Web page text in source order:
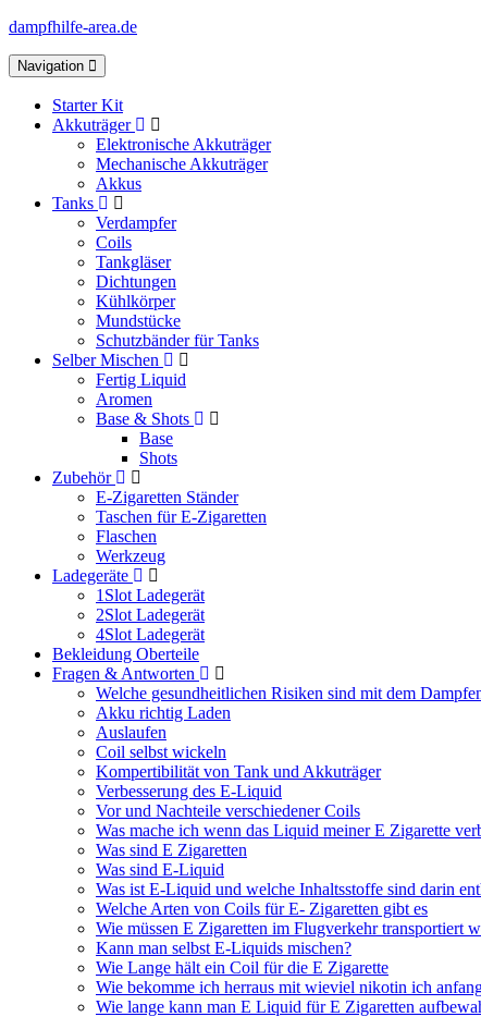
dampfhilfe-area.de
Toggle
navigation
Navigation
Starter Kit
Akkuträger
Elektronische Akkuträger
Mechanische Akkuträger
Akkus
Tanks
Verdampfer
Coils
Tankgläser
Dichtungen
Kühlkörper
Mundstücke
Schutzbänder für Tanks
Selber Mischen
Fertig Liquid
Aromen
Base & Shots
Base
Shots
Zubehör
E-Zigaretten Ständer
Taschen für E-Zigaretten
Flaschen
Werkzeug
Ladegeräte
1Slot Ladegerät
2Slot Ladegerät
4Slot Ladegerät
Bekleidung Oberteile
Fragen & Antworten
Welche gesundheitlichen Risiken sind mit dem
Akku richtig Laden
Auslaufen
Coil selbst wickeln
Kompertibilität von Tank und Akkuträger
Verbesserung des E-Liquid
Vor und Nachteile verschiedener Coils
Was mache ich wenn das Liquid meiner E Zigarette
Was sind E Zigaretten
Was sind E-Liquid
Was ist E-Liquid und welche Inhaltsstoffe sind darin
Welche Arten von Coils für E- Zigaretten gibt es
Wie müssen E Zigaretten im Flugverkehr transportiert
Kann man selbst E-Liquids mischen?
Wie Lange hält ein Coil für die E Zigarette
Wie bekomme ich herraus mit wieviel nikotin ich
Wie lange kann man E Liquid für E Zigaretten